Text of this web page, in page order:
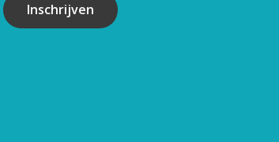
Inschrijven